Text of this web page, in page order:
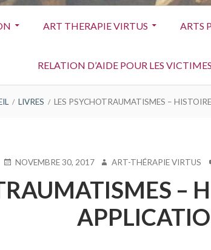
ART THERAPIE VIRTUS ARTS
RELATION D’AIDE POUR LES
LIVRES LES PSYCHOTRAUMATISMES –
PUBLIÉ
NOVEMBRE 30, 2017 AUTEUR
ART-THÉRAPIE VIRTUS
–